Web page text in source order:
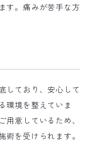
す。痛みが苦手な方
しており、安心して
環境を整えていま
意しているため、
術を受けられます。